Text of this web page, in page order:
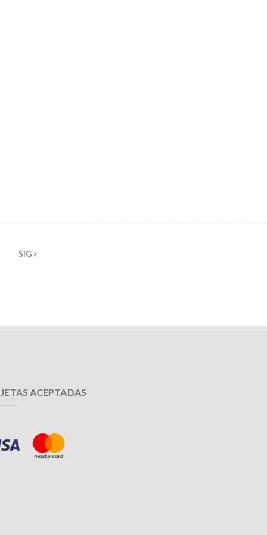
SIG >
ACEPTADAS